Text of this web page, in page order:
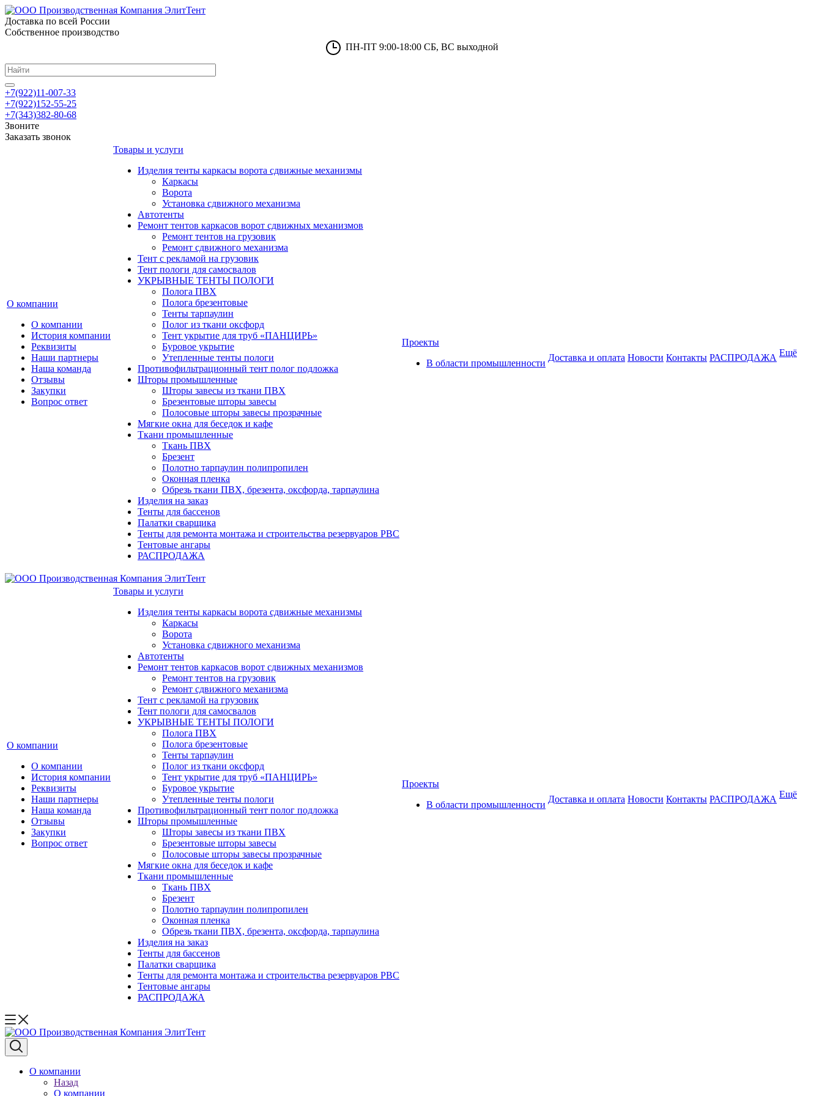
Доставка по всей России
Собственное производство
ПН-ПТ 9:00-18:00 СБ, ВС выходной
+7(922)11-007-33
+7(922)152-55-25
+7(343)382-80-68
Звоните
Заказать звонок
О компании
О компании
История компании
Реквизиты
Наши партнеры
Наша команда
Отзывы
Закупки
Вопрос ответ
Товары и услуги
Изделия тенты каркасы ворота сдвижные механизмы
Каркасы
Ворота
Установка сдвижного механизма
Автотенты
Ремонт тентов каркасов ворот сдвижных механизмов
Ремонт тентов на грузовик
Ремонт сдвижного механизма
Тент с рекламой на грузовик
Тент пологи для самосвалов
УКРЫВНЫЕ ТЕНТЫ ПОЛОГИ
Полога ПВХ
Полога брезентовые
Тенты тарпаулин
Полог из ткани оксфорд
Тент укрытие для труб «ПАНЦИРЬ»
Буровое укрытие
Утепленные тенты пологи
Противофильтрационный тент полог подложка
Шторы промышленные
Шторы завесы из ткани ПВХ
Брезентовые шторы завесы
Полосовые шторы завесы прозрачные
Мягкие окна для беседок и кафе
Ткани промышленные
Ткань ПВХ
Брезент
Полотно тарпаулин полипропилен
Оконная пленка
Обрезь ткани ПВХ, брезента, оксфорда, тарпаулина
Изделия на заказ
Тенты для бассенов
Палатки сварщика
Тенты для ремонта монтажа и строительства резервуаров РВС
Тентовые ангары
РАСПРОДАЖА
Проекты
В области промышленности
Доставка и оплата Новости Контакты РАСПРОДАЖА Ещё
О компании
О компании
История компании
Реквизиты
Наши партнеры
Наша команда
Отзывы
Закупки
Вопрос ответ
Товары и услуги
Изделия тенты каркасы ворота сдвижные механизмы
Каркасы
Ворота
Установка сдвижного механизма
Автотенты
Ремонт тентов каркасов ворот сдвижных механизмов
Ремонт тентов на грузовик
Ремонт сдвижного механизма
Тент с рекламой на грузовик
Тент пологи для самосвалов
УКРЫВНЫЕ ТЕНТЫ ПОЛОГИ
Полога ПВХ
Полога брезентовые
Тенты тарпаулин
Полог из ткани оксфорд
Тент укрытие для труб «ПАНЦИРЬ»
Буровое укрытие
Утепленные тенты пологи
Противофильтрационный тент полог подложка
Шторы промышленные
Шторы завесы из ткани ПВХ
Брезентовые шторы завесы
Полосовые шторы завесы прозрачные
Мягкие окна для беседок и кафе
Ткани промышленные
Ткань ПВХ
Брезент
Полотно тарпаулин полипропилен
Оконная пленка
Обрезь ткани ПВХ, брезента, оксфорда, тарпаулина
Изделия на заказ
Тенты для бассенов
Палатки сварщика
Тенты для ремонта монтажа и строительства резервуаров РВС
Тентовые ангары
РАСПРОДАЖА
Проекты
В области промышленности
Доставка и оплата Новости Контакты РАСПРОДАЖА Ещё
О компании
Назад
О компании